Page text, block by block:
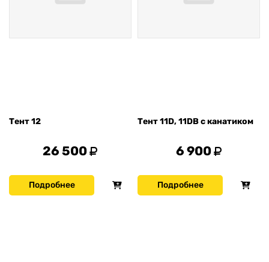
Тент 12
26 500
Подробнее
Тент 11D, 11DB с канатиком
6 900
Подробнее